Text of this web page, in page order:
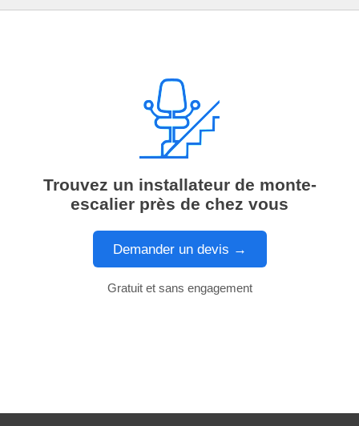
Trouvez un installateur de monte-
escalier près de chez vous
Demander un devis →
Gratuit et sans engagement